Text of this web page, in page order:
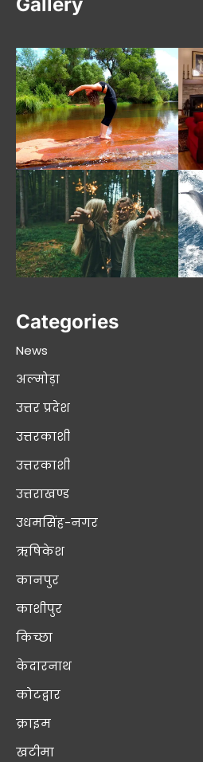
Gallery
Categories
News
अल्मोड़ा
उत्तर प्रदेश
उत्तरकाशी
उत्तरकाशी
उत्तराखण्ड
उधमसिंह-नगर
ऋषिकेश
कानपुर
काशीपुर
किच्छा
केदारनाथ
कोटद्वार
क्राइम
खटीमा